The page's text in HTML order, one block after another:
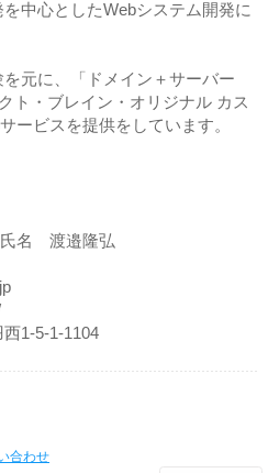
中心としたWebシステム開発に
元に、「ドメイン＋サーバー
ト・ブレイン・オリジナル カス
ービスを提供をしています。
名 渡邉隆弘
1-5-1-1104
合わせ